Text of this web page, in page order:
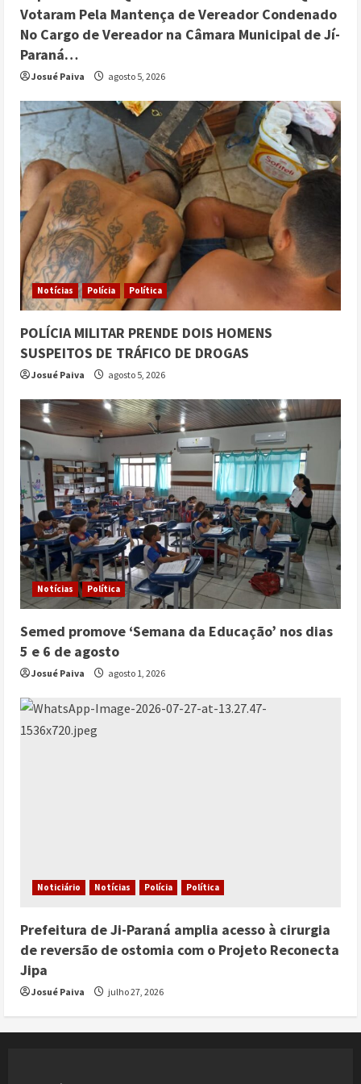
julho 27, 2026
Prefeitura de Ji-Paraná fortalece
voltadas a crianças, adolescentes,
julho 25, 2026
Votaram Pela Mantença de Vereador Condenado
No Cargo de Vereador na Câmara Municipal de Jí-
Paraná…
Josué Paiva agosto 5, 2026
Notícias Polícia Política
POLÍCIA MILITAR PRENDE DOIS HOMENS
SUSPEITOS DE TRÁFICO DE DROGAS
Josué Paiva agosto 5, 2026
Notícias Política
Semed promove ‘Semana da Educação’ nos dias
5 e 6 de agosto
Josué Paiva agosto 1, 2026
Noticiário Notícias Polícia Política
Prefeitura de Ji-Paraná amplia acesso à cirurgia
de reversão de ostomia com o Projeto Reconecta
Jipa
Josué Paiva julho 27, 2026